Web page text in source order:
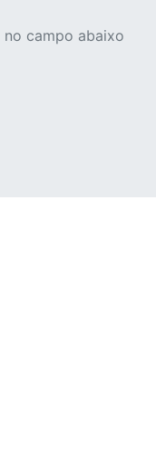
campo abaixo